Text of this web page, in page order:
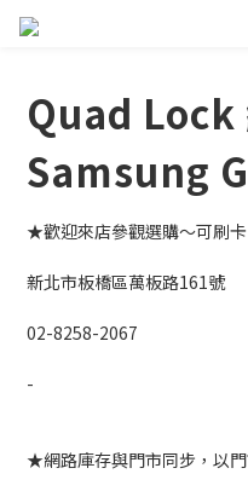
Quad Lock
Samsung
★歡迎來店參觀選購～可刷
新北市板橋區萬板路161號
02-8258-2067
-
★網路庫存與門市同步，以